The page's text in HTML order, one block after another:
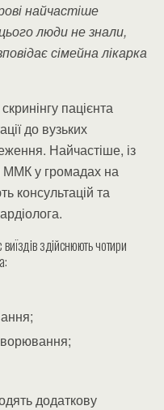
найчастіше
люди не знали,
сімейна лікарка
пацієнта
до вузьких
Найчастіше, із
ММК у громадах на
консультацій та
здійснюють чотири
додаткову